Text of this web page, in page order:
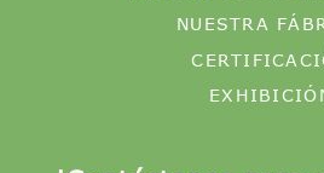
¡Contáctenos para
Sunshine Bakery